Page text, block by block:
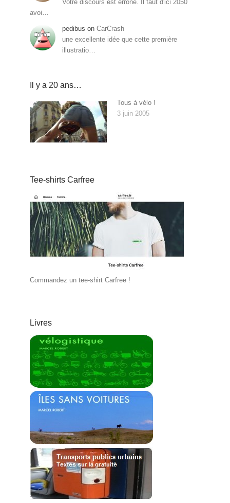
Votre discours est erroné. Il faut d'ici 2050
avoi…
pedibus on CarCrash
une excellente idée que cette première
illustratio…
Il y a 20 ans…
Tous à vélo !
3 juin 2005
Tee-shirts Carfree
Commandez un tee-shirt Carfree !
Livres